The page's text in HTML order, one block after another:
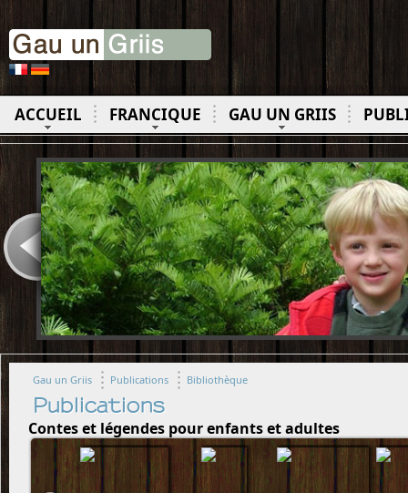
ACCUEIL FRANCIQUE GAU UN GRIIS
Gau un Griis Publications Bibliothèque
Publications
Contes et légendes pour enfants et adultes